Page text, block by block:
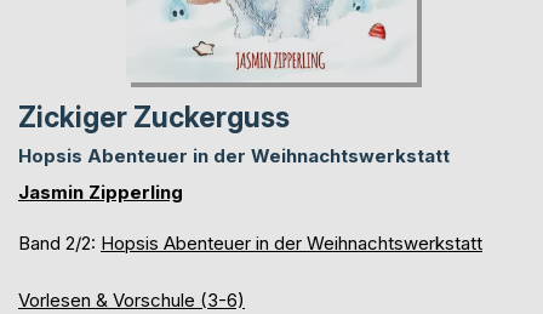
Zickiger Zuckerguss
Hopsis Abenteuer in der Weihnachtswerkstatt
Jasmin Zipperling
Band 2/2: Hopsis Abenteuer in der Weihnachtswerkstatt
Vorlesen & Vorschule (3-6)